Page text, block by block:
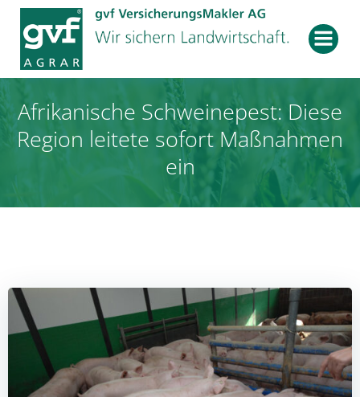
Zum
Inhalt
springen
Afrikanische Schweinepest: Diese
Region leitete sofort Maßnahmen
ein